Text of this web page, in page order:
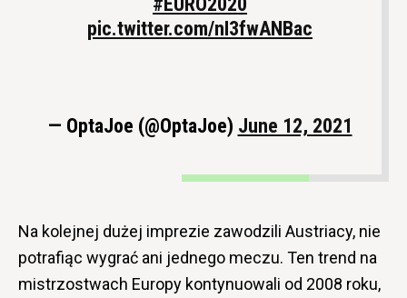
pic.twitter.com/nI3fwANBac
— OptaJoe (@OptaJoe) June 12, 2021
Na kolejnej dużej imprezie zawodzili Austriacy, nie
potrafiąc wygrać ani jednego meczu. Ten trend na
mistrzostwach Europy kontynuowali od 2008 roku,